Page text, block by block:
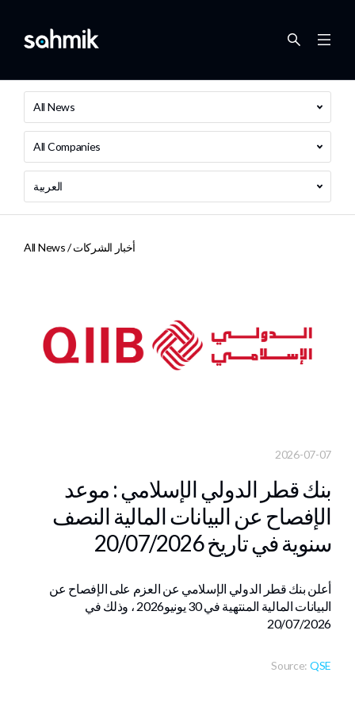
All News
All Companies
العربية
All News /أخبار الشركات
2026-07-07
بنك قطر الدولي الإسلامي : موعد
الإفصاح عن البيانات المالية النصف
سنوية في تاريخ 20/07/2026
أعلن بنك قطر الدولي الإسلامي عن العزم على الإفصاح عن
البيانات المالية المنتهية في ‏30 يونيو‎ 2026، وذلك في
20/07/2026
Source: QSE